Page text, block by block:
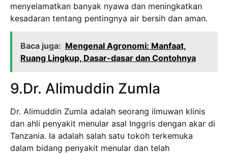
menyelamatkan banyak nyawa dan meningkatkan
kesadaran tentang pentingnya air bersih dan aman.
Baca juga: Mengenal Agronomi: Manfaat,
Ruang Lingkup, Dasar-dasar dan Contohnya
9.Dr. Alimuddin Zumla
Dr. Alimuddin Zumla adalah seorang ilmuwan klinis
dan ahli penyakit menular asal Inggris dengan akar di
Tanzania. Ia adalah salah satu tokoh terkemuka
dalam bidang penyakit menular dan telah